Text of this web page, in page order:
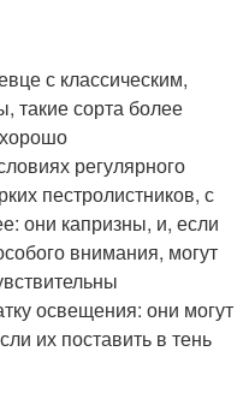
с классическим,
такие сорта более
регулярного
пестролистников, с
они капризны, и, если
внимания, могут
освещения: они могут
их поставить в тень